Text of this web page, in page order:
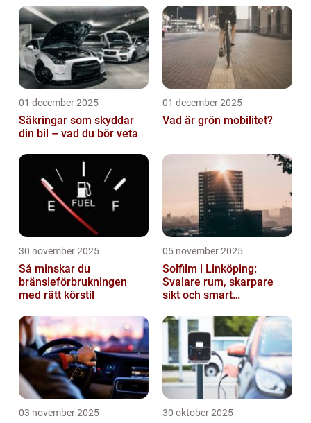
01 december 2025
Säkringar som skyddar
din bil – vad du bör veta
01 december 2025
Vad är grön mobilitet?
30 november 2025
Så minskar du
bränsleförbrukningen
med rätt körstil
05 november 2025
Solfilm i Linköping:
Svalare rum, skarpare
sikt och smart
03 november 2025 30 oktober 2025